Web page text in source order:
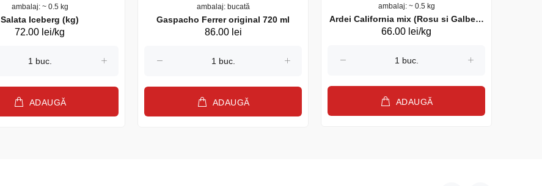
ambalaj: ~ 0.5 kg
Salata Iceberg (kg)
72.00 lei/kg
ADAUGĂ
ambalaj: bucată
Gaspacho Ferrer original 720 ml
86.00 lei
ADAUGĂ
ambalaj: ~ 0.5 kg
Ardei California mix (Rosu si Galben)
8%, kg
66.00 lei/kg
ADAUGĂ